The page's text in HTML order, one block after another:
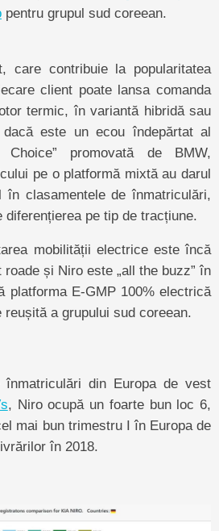
pentru grupul sud coreean.
care contribuie la popularitatea
client poate lansa comanda
termic, în variantă hibridă sau
este un ecou îndepărtat al
promovată de BMW,
pe o platformă mixtă au darul
în clasamentele de înmatriculări,
pe tip de tracțiune.
mobilității electrice este încă
și Niro este „all the buzz” în
platforma E-GMP 100% electrică
a grupului sud coreean.
înmatriculări din Europa de vest
, Niro ocupă un foarte bun loc 6,
mai bun trimestru I în Europa de
în 2018.